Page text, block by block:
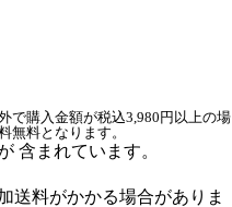
で購入金額が税込3,980円以上の場
無料となります。
含まれています。
送料がかかる場合がありま